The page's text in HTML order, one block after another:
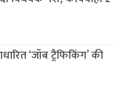
‘जॉब ट्रैफिकिंग’ की